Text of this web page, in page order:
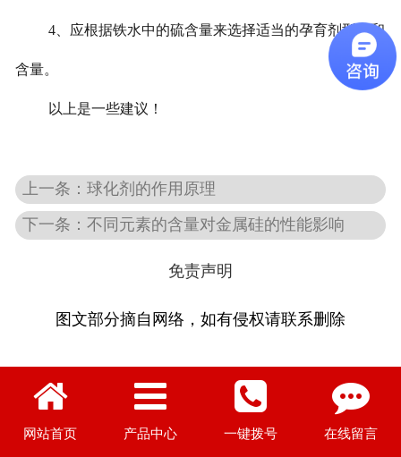
4、应根据铁水中的硫含量来选择适当的孕育剂型号和
含量。
以上是一些建议！
上一条：球化剂的作用原理
下一条：不同元素的含量对金属硅的性能影响
免责声明
图文部分摘自网络，如有侵权请联系删除
网站首页 产品中心 一键拨号 在线留言